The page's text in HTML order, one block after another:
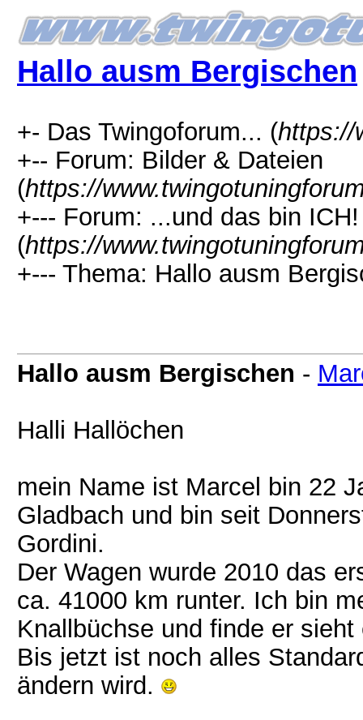
Hallo ausm Bergischen
+- Das Twingoforum... (https://
+-- Forum: Bilder & Dateien
(https://
+--- Forum: ...und das bin ICH!
(https://
+--- Thema: Hallo ausm
Hallo ausm Bergischen -
Halli Hallöchen
mein Name ist Marcel bin 22
Gladbach und bin seit
Gordini.
Der Wagen wurde 2010 das
ca. 41000 km runter. Ich bin
Knallbüchse und finde er
Bis jetzt ist noch alles
ändern wird.